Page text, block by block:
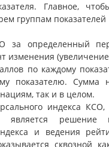
Главное,
группам показателей
за определенный
изменения
по каждому
показателю. Сумма
так и в целом.
индекса КСО,
является решение
и ведения
сквозной